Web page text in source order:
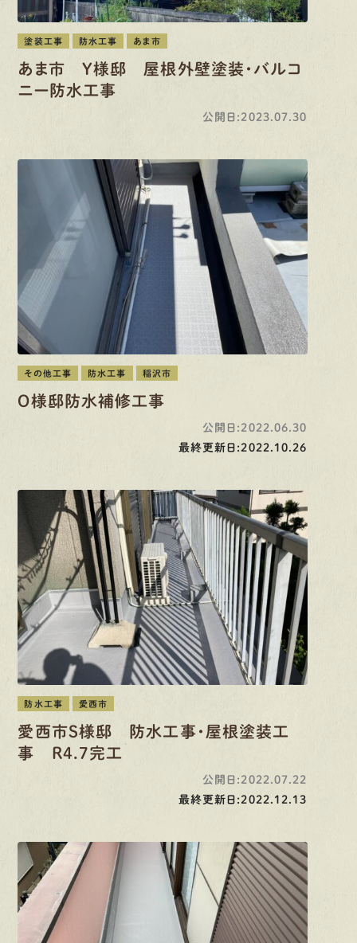
塗装工事 防水工事 あま市
あま市 Y様邸 屋根外壁塗装・バルコ
ニー防水工事
公開日:2023.07.30
その他工事 防水工事 稲沢市
O様邸防水補修工事
公開日:2022.06.30
最終更新日:2022.10.26
防水工事 愛西市
愛西市S様邸 防水工事・屋根塗装工
事 R4.7完工
公開日:2022.07.22
最終更新日:2022.12.13